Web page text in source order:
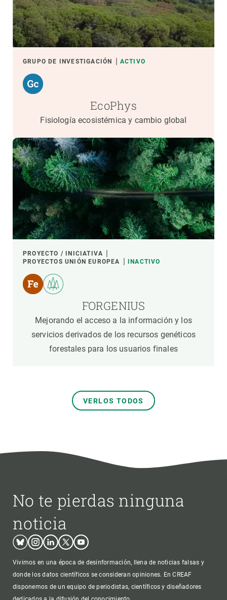
GRUPO DE INVESTIGACIÓN ACTIVO
EcoPhys
Fisiología ecosistémica y cambio global
PROYECTO / INICIATIVA
PROYECTOS UNIÓN EUROPEA
INACTIVO
FORGENIUS
Mejorando el acceso a la información y los
servicios derivados de los recursos genéticos
forestales para los usuarios finales
VERLOS TODOS
No te pierdas ninguna
noticia
BlueskyInstagram
LinkedinTwitterYoutube
Vivimos en una época de desinformación, llena de noticias falsas y
donde los datos científicos se consideran opiniones. En CREAF
disponemos de un equipo de periodistas, científicos y diseñadores